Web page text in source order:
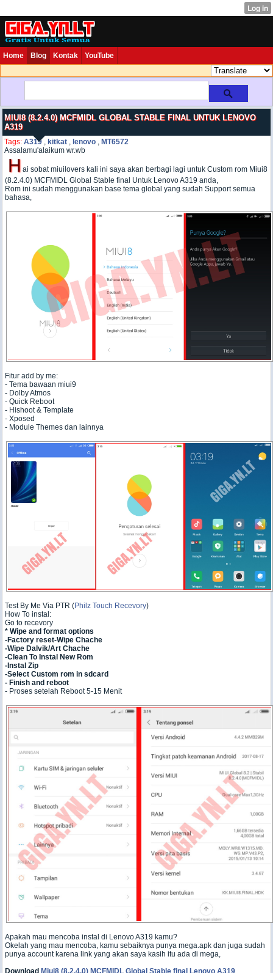
Home Blog Kontak YouTube
MIUI8 (8.2.4.0) MCFMIDL GLOBAL STABLE FINAL UNTUK LENOVO
A319
Tags: A319, kitkat lenovo
MT6572
Assalamu'alaikum wr.wb
Hai sobat miuilovers kali ini saya akan berbagi lagi untuk Custom rom Miui8
(8.2.4.0) MCFMIDL Global Stable final Untuk Lenovo A319 anda,
Rom ini sudah menggunakan base tema global yang sudah Support semua
bahasa,
Fitur add by me:
- Tema bawaan miui9
- Dolby Atmos
- Quick Reboot
- Hishoot & Template
- Xposed
- Module Themes dan lainnya
Test By Me Via PTR (Philz Touch Recevory)
How To instal:
Go to recevory
* Wipe and format options
-Factory reset-Wipe Chache
-Wipe Dalvik/Art Chache
-Clean To Instal New Rom
-Instal Zip
-Select Custom rom in sdcard
- Finish and reboot
- Proses setelah Reboot 5-15 Menit
Apakah mau mencoba instal di Lenovo A319 kamu?
Okelah yang mau mencoba, kamu sebaiknya punya mega.apk dan juga sudah
punya account karena link yang akan saya kasih itu ada di mega,
Download Miui8 (8.2.4.0) MCFMIDL Global Stable final Lenovo A319